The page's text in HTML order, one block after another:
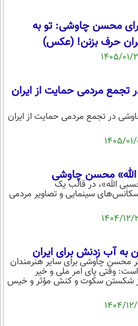
وحش
خارجی
محسن چاوشی: تو به
حرف بزنن! (عکس)
مردمی حمایت از ایران
در تجمع مردمی حمایت از ایران
محسن چاوشی
الله»، در قالب یک
سکانس‌های سینمایی و تصاویر مردمی
آب زدنش برای ایران
محسن چاوشی برای سایر هنرمندان
وقتی پای امر ملی و خیر
از شکستن سکوت و کنش مؤثر و خیس